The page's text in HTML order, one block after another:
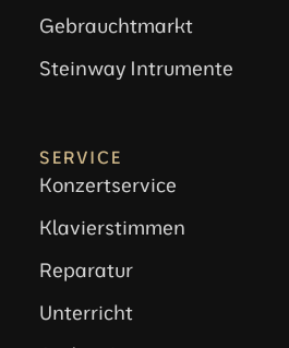
Gebrauchtmarkt
Steinway Intrumente
SERVICE
Konzertservice
Klavierstimmen
Reparatur
Unterricht